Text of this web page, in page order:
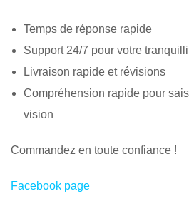
Temps de réponse rapide
Support 24/7 pour votre
Livraison rapide et révisions
Compréhension rapide pour
vision
Commandez en toute confiance !
Facebook page